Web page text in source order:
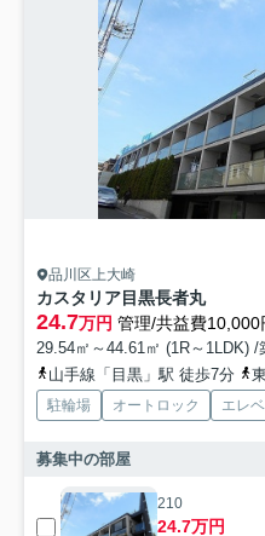
品川区上大崎
カスタリア目黒長者丸
24.7万円 管理/共益費10,000
29.54㎡～44.61㎡ (1R～1LDK) /
山手線「目黒」駅 徒歩7分
駐輪場 オートロック エレ
募集中の部屋
210
24.7万円